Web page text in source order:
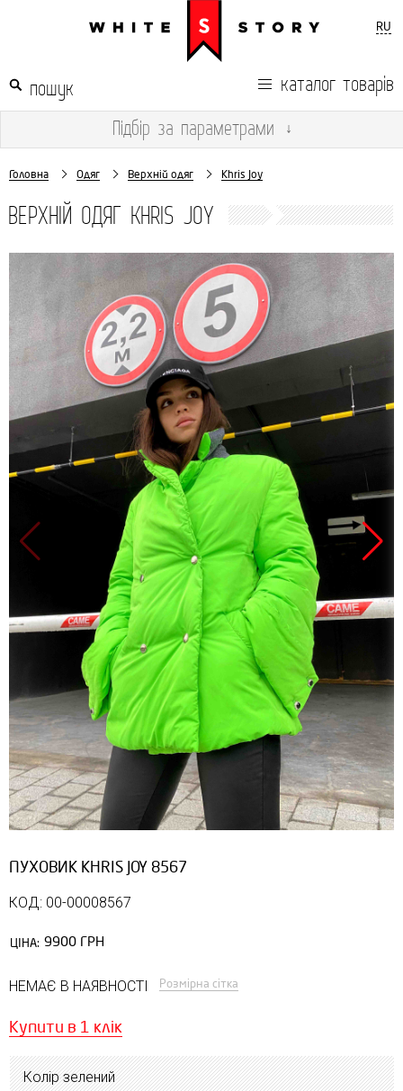
RU
каталог товарів
Підбір за параметрами ↓
Головна Одяг Верхній одяг Khris Joy
ВЕРХНІЙ ОДЯГ KHRIS JOY
Продано
ПУХОВИК KHRIS JOY 8567
КОД: 00-00008567
ЦІНА: 9900 ГРН
НЕМАЄ В НАЯВНОСТІ Розмірна сітка
Купити в 1 клік
Колір зелений